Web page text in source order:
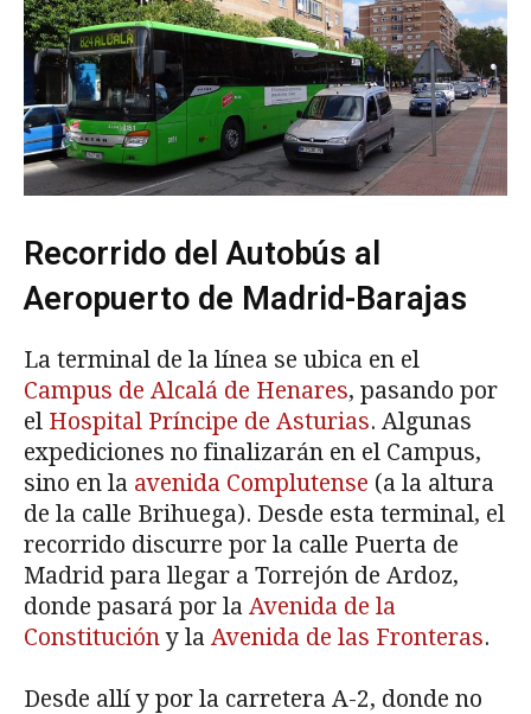
Recorrido del Autobús al
Aeropuerto de Madrid-Barajas
La terminal de la línea se ubica en el
Campus de Alcalá de Henares, pasando por
el Hospital Príncipe de Asturias. Algunas
expediciones no finalizarán en el Campus,
sino en la avenida Complutense (a la altura
de la calle Brihuega). Desde esta terminal, el
recorrido discurre por la calle Puerta de
Madrid para llegar a Torrejón de Ardoz,
donde pasará por la Avenida de la
Constitucióny la Avenida de las Fronteras.
Desde allí y por la carretera A-2, donde no